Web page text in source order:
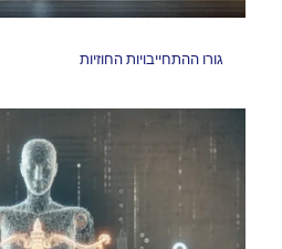
גורו ההתחייבויות החוזיות